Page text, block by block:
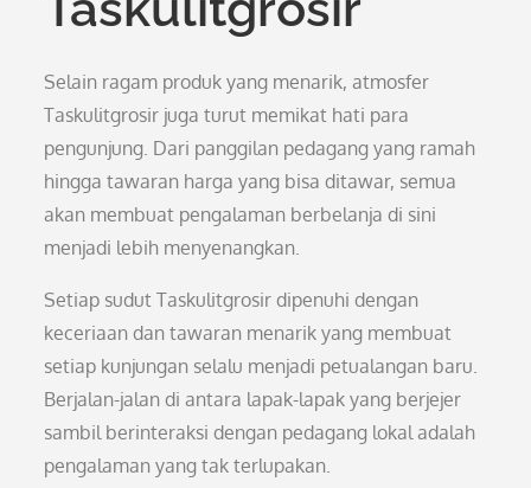
Selain ragam produk yang menarik, atmosfer
Taskulitgrosir juga turut memikat hati para
pengunjung. Dari panggilan pedagang yang ramah
hingga tawaran harga yang bisa ditawar, semua
akan membuat pengalaman berbelanja di sini
menjadi lebih menyenangkan.
Setiap sudut Taskulitgrosir dipenuhi dengan
keceriaan dan tawaran menarik yang membuat
setiap kunjungan selalu menjadi petualangan baru.
Berjalan-jalan di antara lapak-lapak yang berjejer
sambil berinteraksi dengan pedagang lokal adalah
pengalaman yang tak terlupakan.